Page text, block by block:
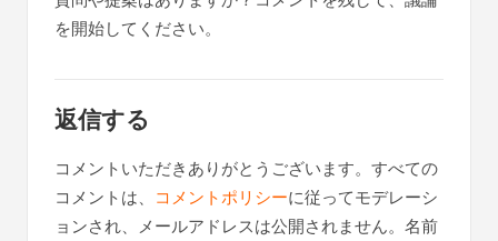
ン
タ
ラ
ク
ョ
ン
を開始してください。
返信する
コメントいただきありがとうございます。すべての
コメントは、 コメントポリシーに従ってモデレーシ
ョンされ、メールアドレスは公開されません。名前